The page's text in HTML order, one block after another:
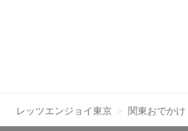
レッツエンジョイ東京 関東おでかけ